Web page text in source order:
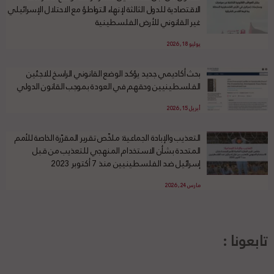
الاقتصادية للدول الثالثة لإنهاء التواطؤ مع الاحتلال الإسرائيلي
غير القانوني للأرض الفلسطينية
يوليو 18, 2026
بحث أكاديمي جديد يؤكد الوضع القانوني الراسخ للاجئين
الفلسطينيين وحقهم في العودة بموجب القانون الدولي
أبريل 15, 2026
التعذيب والإبادة الجماعية: ملخّص تقرير المقرّرة الخاصة للأمم
المتحدة بشأن الاستخدام المنهجي للتعذيب من قبل
إسرائيل ضد الفلسطينيين منذ 7 أكتوبر 2023
مارس 24, 2026
تابعونا :